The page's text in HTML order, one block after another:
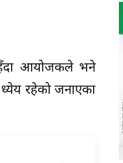
आयोजकले भने
रहेको जनाएका